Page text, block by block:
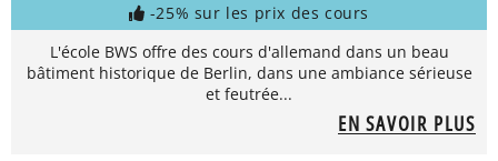
-25% sur les prix des cours
L'école BWS offre des cours d'allemand dans un beau
bâtiment historique de Berlin, dans une ambiance sérieuse
et feutrée...
EN SAVOIR PLUS